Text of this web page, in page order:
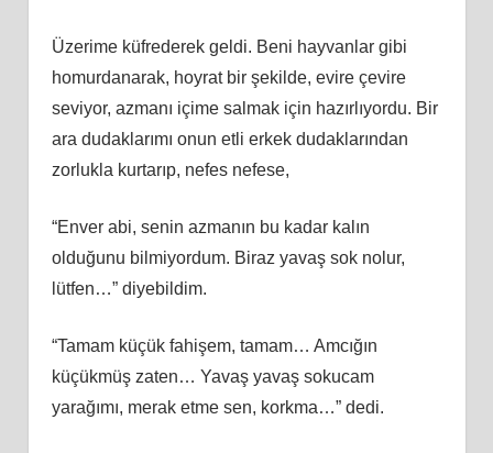
Üzerime küfrederek geldi. Beni hayvanlar gibi
homurdanarak, hoyrat bir şekilde, evire çevire
seviyor, azmanı içime salmak için hazırlıyordu. Bir
ara dudaklarımı onun etli erkek dudaklarından
zorlukla kurtarıp, nefes nefese,
“Enver abi, senin azmanın bu kadar kalın
olduğunu bilmiyordum. Biraz yavaş sok nolur,
lütfen…” diyebildim.
“Tamam küçük fahişem, tamam… Amcığın
küçükmüş zaten… Yavaş yavaş sokucam
yarağımı, merak etme sen, korkma…” dedi.